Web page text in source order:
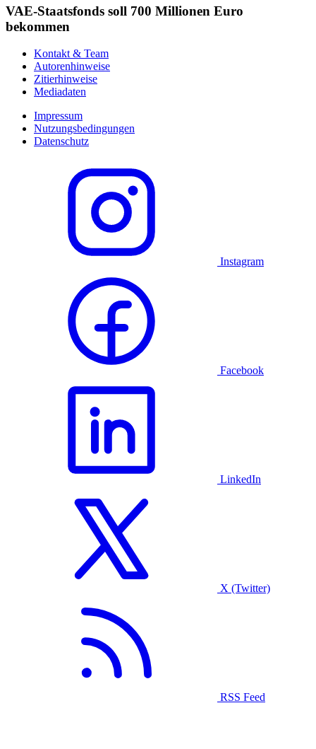
VAE-Staatsfonds soll 700 Millionen Euro
bekommen
Kontakt & Team
Autorenhinweise
Zitierhinweise
Mediadaten
Impressum
Nutzungsbedingungen
Datenschutz
Instagram
Facebook
LinkedIn
X (Twitter)
RSS Feed